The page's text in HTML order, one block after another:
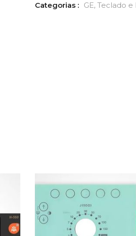
Categorias : GE, Teclado e